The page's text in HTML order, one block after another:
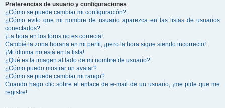
Preferencias de usuario y configuraciones
¿Cómo se puede cambiar mi configuración?
¿Cómo evito que mi nombre de usuario aparezca en las listas de usuarios
conectados?
¡La hora en los foros no es correcta!
Cambié la zona horaria en mi perfil, ¡pero la hora sigue siendo incorrecto!
¡Mi idioma no está en la lista!
¿Qué es la imagen al lado de mi nombre de usuario?
¿Cómo puedo mostrar un avatar?
¿Cómo se puede cambiar mi rango?
Cuando hago clic sobre el enlace de e-mail de un usuario, ¡me pide que me
registre!